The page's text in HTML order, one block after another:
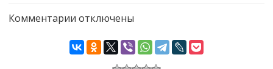
и
инструменто
многообрази
преимуществ
Комментарии к
Преимущества
пластиковых
окон
отключены